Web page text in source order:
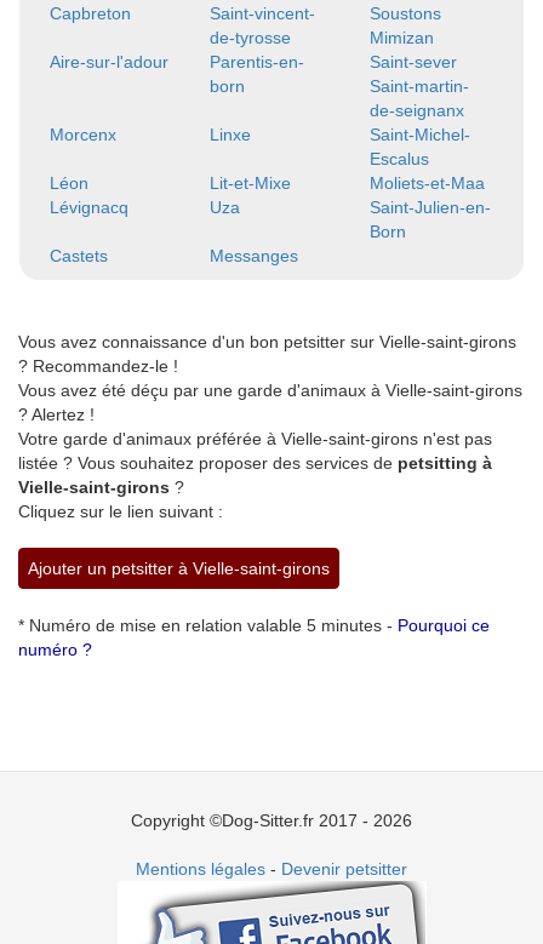
Capbreton
Saint-vincent-
de-tyrosse
Soustons
Mimizan
Aire-sur-l'adour
Parentis-en-
born
Saint-sever
Saint-martin-
de-seignanx
Morcenx
Linxe
Saint-Michel-
Escalus
Léon
Lit-et-Mixe
Moliets-et-Maa
Lévignacq
Uza
Saint-Julien-en-
Born
Castets
Messanges
Vous avez connaissance d'un bon petsitter sur Vielle-saint-girons
? Recommandez-le !
Vous avez été déçu par une garde d'animaux à Vielle-saint-girons
? Alertez !
Votre garde d'animaux préférée à Vielle-saint-girons n'est pas
listée ? Vous souhaitez proposer des services de petsitting à
Vielle-saint-girons ?
Cliquez sur le lien suivant :
Ajouter un petsitter à Vielle-saint-girons
* Numéro de mise en relation valable 5 minutes - Pourquoi ce
numéro ?
Copyright ©Dog-Sitter.fr 2017 - 2026
Mentions légales - Devenir petsitter